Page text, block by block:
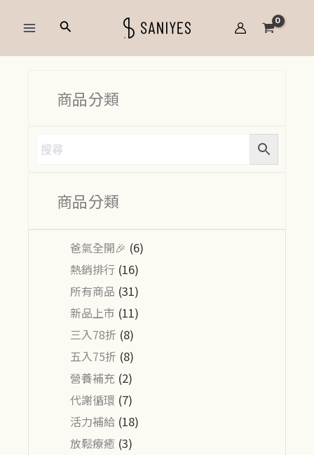
搜
商品分類
商品分類
爸氣全開🎉 (6)
熱銷排行 (16)
所有商品 (31)
新品上市 (11)
三入78折 (8)
五入75折 (8)
營養補充 (2)
代謝循環 (7)
活力補給 (18)
放鬆療癒 (3)